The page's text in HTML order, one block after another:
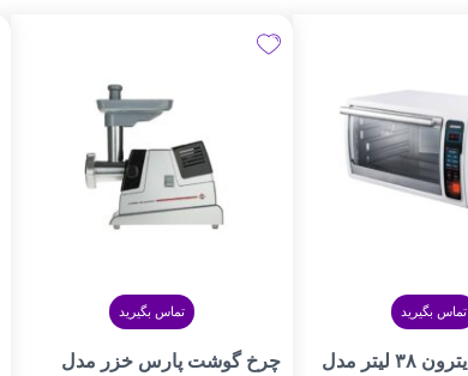
تماس بگیرید
آون توستر بایترون ۳۸ لیتر مدل
تماس بگیرید
چرخ گوشت پارس خزر مدل